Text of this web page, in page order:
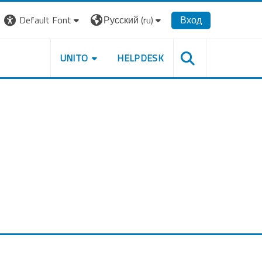
Default Font
Русский ‎(ru)‎ Вход
UNITO HELPDESK